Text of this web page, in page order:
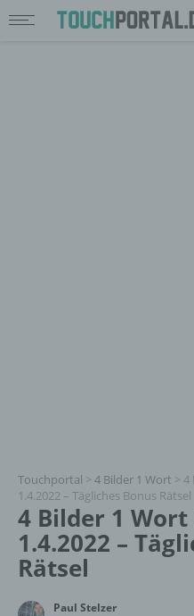
Touchportal > 4 Bilder 1 Wort > 4
1.4.2022 – Tägliches Bonus Rätsel
4 Bilder 1
1.4.2022 –
Rätsel
Paul Stelzer